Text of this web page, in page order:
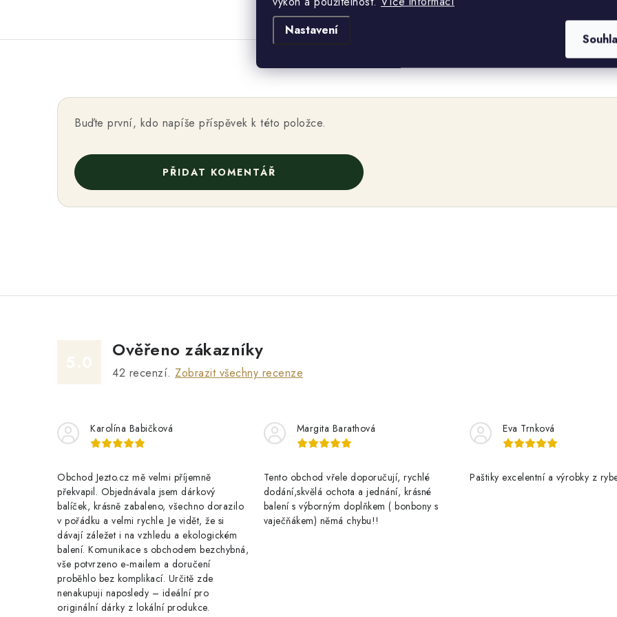
Nastavení
Buďte první, kdo napíše příspěvek k této položce.
PŘIDAT KOMENTÁŘ
Ověřeno zákazníky
42 recenzí. Zobrazit všechny recenze
Karolína Babičková
Obchod Jezto.cz mě velmi příjemně
překvapil. Objednávala jsem dárkový
balíček, krásně zabaleno, všechno dorazilo
v pořádku a velmi rychle. Je vidět, že si
dávají záležet i na vzhledu a ekologickém
balení. Komunikace s obchodem bezchybná,
vše potvrzeno e‑mailem a doručení
proběhlo bez komplikací. Určitě zde
nenakupuji naposledy – ideální pro
originální dárky z lokální produkce.
Margita Barathová
Tento obchod vřele doporučují, rychlé
dodání,skvělá ochota a jednání, krásné
balení s výborným doplňkem ( bonbony s
vaječňákem) němá chybu!!
Eva Trnková
Paštiky excelentní a výrobky z